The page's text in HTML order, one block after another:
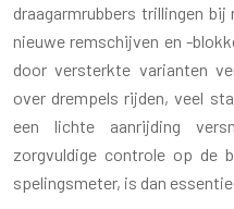
draagarmrubbers trillingen
nieuwe remschijven en -
door versterkte varianten
over drempels rijden, veel
een lichte aanrijding
zorgvuldige controle op de
spelingsmeter, is dan